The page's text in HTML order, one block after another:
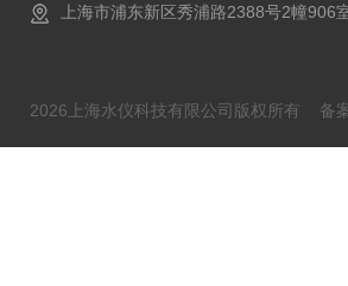
上海市浦东新区秀浦路2388号2幢906
2026上海水仪科技有限公司版权所有 备